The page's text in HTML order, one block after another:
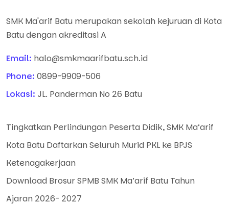
SMK Ma'arif Batu merupakan sekolah kejuruan di Kota
Batu dengan akreditasi A
Email: halo@smkmaarifbatu.sch.id
Phone: 0899-9909-506
Lokasi: JL. Panderman No 26 Batu
Tingkatkan Perlindungan Peserta Didik, SMK Ma’arif
Kota Batu Daftarkan Seluruh Murid PKL ke BPJS
Ketenagakerjaan
Download Brosur SPMB SMK Ma’arif Batu Tahun
Ajaran 2026- 2027